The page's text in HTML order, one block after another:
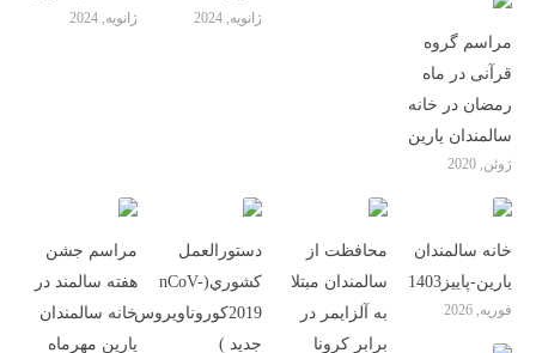
ژانویه, 2024 ژانویه, 2024
مراسم گروه
قرآنی در ماه
رمضان در خانه
سالمندان یارین
ژوئن, 2020
مراسم جشن
هفته سالمند در
خانه سالمندان
یارین مهرماه
دستورالعمل
كشوري(nCoV-
2019كوروناويروس
جديد )
محافظت از
سالمندان مبتلا
به آلزایمر در
برابر کرونا
خانه سالمندان
یارین-پاییز1403
فوریه, 2026